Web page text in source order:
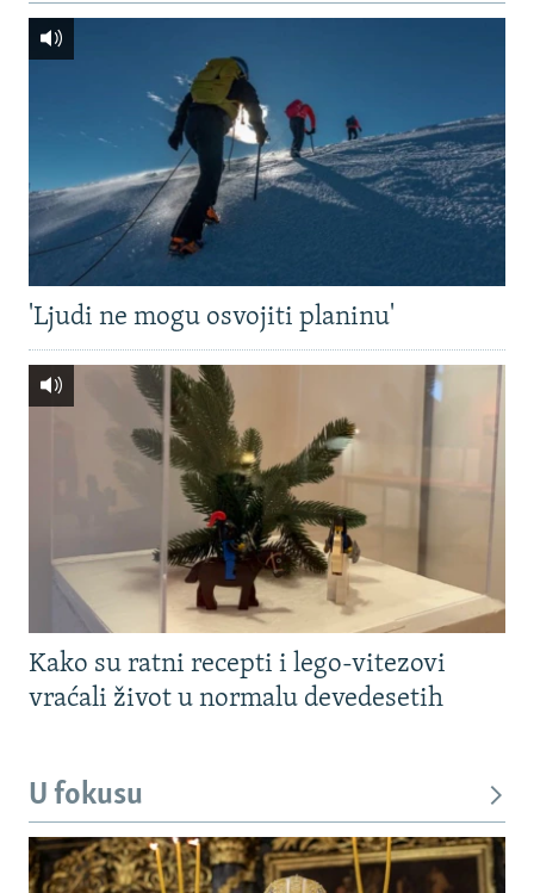
'Ljudi ne mogu osvojiti planinu'
Kako su ratni recepti i lego-vitezovi
vraćali život u normalu devedesetih
U fokusu